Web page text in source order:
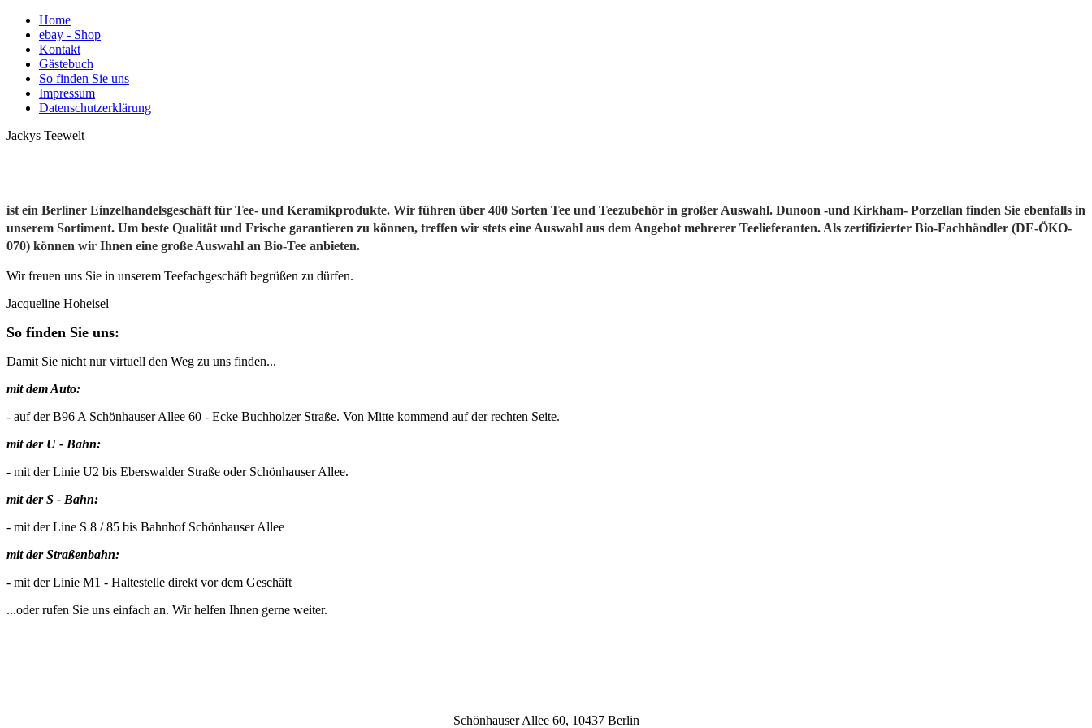
Home
ebay - Shop
Kontakt
Gästebuch
So finden Sie uns
Impressum
Datenschutzerklärung
Jackys Teewelt
ist ein Berliner Einzelhandelsgeschäft für Tee- und Keramikprodukte. Wir führen über 400 Sorten Tee und Teezubehör in großer Auswahl. Dunoon -und Kirkham- Porzellan finden Sie ebenfalls in
unserem Sortiment. Um beste Qualität und Frische garantieren zu können, treffen wir stets eine Auswahl aus dem Angebot mehrerer Teelieferanten. Als zertifizierter Bio-Fachhändler (DE-ÖKO-
070) können wir Ihnen eine große Auswahl an Bio-Tee anbieten.
Wir freuen uns Sie in unserem Teefachgeschäft begrüßen zu dürfen.
Jacqueline Hoheisel
So finden Sie uns:
Damit Sie nicht nur virtuell den Weg zu uns finden...
mit dem Auto:
- auf der B96 A Schönhauser Allee 60 - Ecke Buchholzer Straße. Von Mitte kommend auf der rechten Seite.
mit der U - Bahn:
- mit der Linie U2 bis Eberswalder Straße oder Schönhauser Allee.
mit der S - Bahn:
- mit der Line S 8 / 85 bis Bahnhof Schönhauser Allee
mit der Straßenbahn:
- mit der Linie M1 - Haltestelle direkt vor dem Geschäft
...oder rufen Sie uns einfach an. Wir helfen Ihnen gerne weiter.
Schönhauser Allee 60, 10437 Berlin